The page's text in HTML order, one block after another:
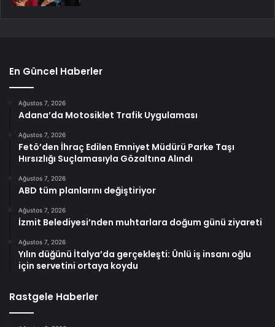
En Güncel Haberler
Ağustos 7, 2026
Adana’da Motosiklet Trafik Uygulaması
Ağustos 7, 2026
Fetö’den İhraç Edilen Emniyet Müdürü Parke Taşı
Hırsızlığı Suçlamasıyla Gözaltına Alındı
Ağustos 7, 2026
ABD tüm planlarını değiştiriyor
Ağustos 7, 2026
İzmit Belediyesi’nden muhtarlara doğum günü ziyareti
Ağustos 7, 2026
Yılın düğünü İtalya’da gerçekleşti: Ünlü iş insanı oğlu
için servetini ortaya koydu
Rastgele Haberler